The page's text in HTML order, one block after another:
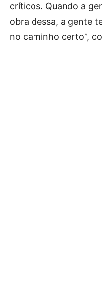
críticos. Quando a
obra dessa, a gente
no caminho certo”,